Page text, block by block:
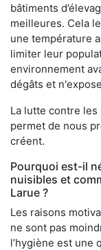
bâtiments
meilleures. Cela
une température
limiter leur
environnement
dégâts et
La lutte contre
permet de nous
créent.
Pourquoi est-il
nuisibles et
Larue ?
Les raisons
ne sont pas
l’hygiène est une